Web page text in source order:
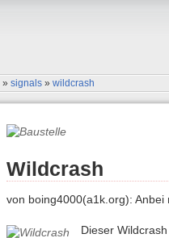
»signals »wildcrash
Wildcrash
von boing4000(a1k.org): Anbei
Dieser